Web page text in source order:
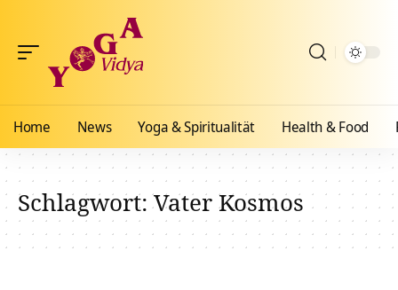
Home News Yoga & Spiritualität Health & Food
Schlagwort:Vater Kosmos